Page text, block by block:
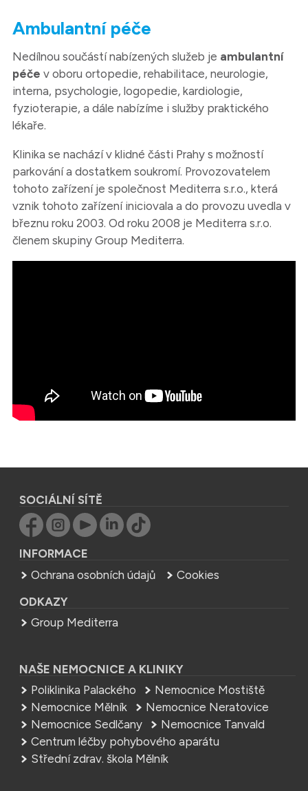
Ambulantní péče
Nedílnou součástí nabízených služeb je ambulantní
péče v oboru ortopedie, rehabilitace, neurologie,
interna, psychologie, logopedie, kardiologie,
fyzioterapie, a dále nabízíme i služby praktického
lékaře.
Klinika se nachází v klidné části Prahy s možností
parkování a dostatkem soukromí. Provozovatelem
tohoto zařízení je společnost Mediterra s.r.o., která
vznik tohoto zařízení iniciovala a do provozu uvedla v
březnu roku 2003. Od roku 2008 je Mediterra s.r.o.
členem skupiny Group Mediterra.
SOCIÁLNÍ SÍTĚ
INFORMACE
Ochrana osobních údajů
Cookies
ODKAZY
Group Mediterra
NAŠE NEMOCNICE A KLINIKY
Poliklinika Palackého
Nemocnice Mostiště
Nemocnice Mělník
Nemocnice Neratovice
Nemocnice Sedlčany
Nemocnice Tanvald
Centrum léčby pohybového aparátu
Střední zdrav. škola Mělník